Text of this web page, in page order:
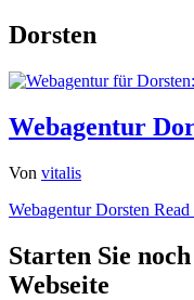
Dorsten
Webagentur
Von vitalis
Webagentur Dorsten
Starten Sie
Webseite